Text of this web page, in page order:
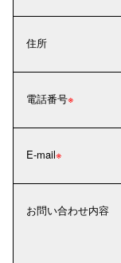
住所
電話番号
E-mail
お問い合わせ内容